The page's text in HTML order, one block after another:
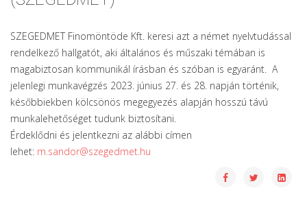
SZEGEDMET Finomöntöde Kft. keresi azt a német nyelvtudással
rendelkező hallgatót, aki általános és műszaki témában is
magabiztosan kommunikál írásban és szóban is egyaránt. A
jelenlegi munkavégzés 2023. június 27. és 28. napján történik,
későbbiekben kölcsönös megegyezés alapján hosszú távú
munkalehetőséget tudunk biztosítani.
Érdeklődni és jelentkezni az alábbi címen
lehet: m.sandor@szegedmet.hu